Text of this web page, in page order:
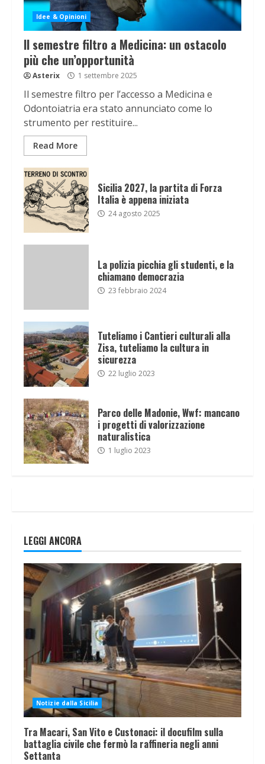
Idee & Opinioni
Il semestre filtro a Medicina: un ostacolo
più che un’opportunità
Asterix 1 settembre 2025
Il semestre filtro per l’accesso a Medicina e
Odontoiatria era stato annunciato come lo
strumento per restituire...
Read More
Sicilia 2027, la partita di Forza
Italia è appena iniziata
24 agosto 2025
La polizia picchia gli studenti, e la
chiamano democrazia
23 febbraio 2024
Tuteliamo i Cantieri culturali alla
Zisa, tuteliamo la cultura in
sicurezza
22 luglio 2023
Parco delle Madonie, Wwf: mancano
i progetti di valorizzazione
naturalistica
1 luglio 2023
LEGGI ANCORA
Notizie dalla Sicilia
Tra Macari, San Vito e Custonaci: il docufilm sulla
battaglia civile che fermò la raffineria negli anni
Settanta